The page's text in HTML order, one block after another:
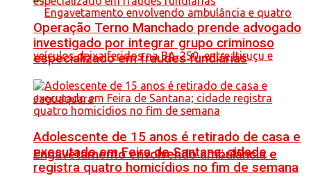
Engavetamento envolvendo ambulância e
Operação Terno Manchado prende advogado
investigado por integrar grupo criminoso
especializado em fraudes fundiárias
Adolescente de 15 anos é retirado de casa e
executado em Feira de Santana; cidade
registra quatro homicídios no fim de semana